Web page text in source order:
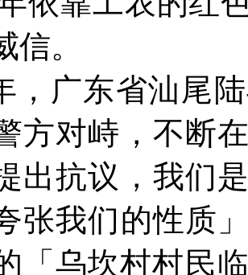
信。
，广东省汕尾
方对峙，不断
出抗议，我们
张我们的性质
「乌坎村村民